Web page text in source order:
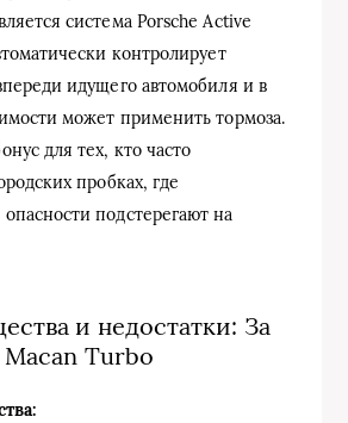
система Porsche Active
контролирует
идущего автомобиля и в
может применить тормоза.
для тех, кто часто
пробках, где
подстерегают на
и недостатки: За
Turbo